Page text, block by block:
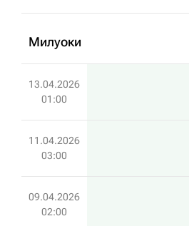
Милуоки
13.04.2026
01:00
11.04.2026
03:00
09.04.2026
02:00